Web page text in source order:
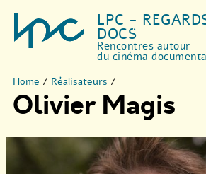
LPC -
DOCS
Rencontres autour
du cinéma
Home / Réalisateurs /
Olivier Magis